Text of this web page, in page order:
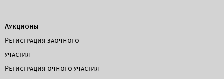
Аукционы
Регистрация заочного
участия
Регистрация очного участия